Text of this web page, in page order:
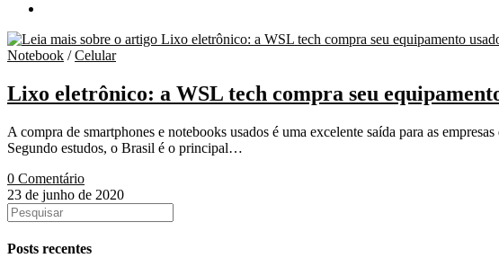
Notebook /Celular
Lixo eletrônico: a WSL tech compra seu
A compra de smartphones e notebooks usados é uma excelente saída para as
Segundo estudos, o Brasil é o principal…
0 Comentário
23 de junho de 2020
Posts recentes